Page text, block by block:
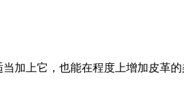
加上它，也能在程度上增加皮革的